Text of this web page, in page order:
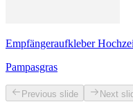
Empfängeraufkleber
Pampasgras
Previous slide Next